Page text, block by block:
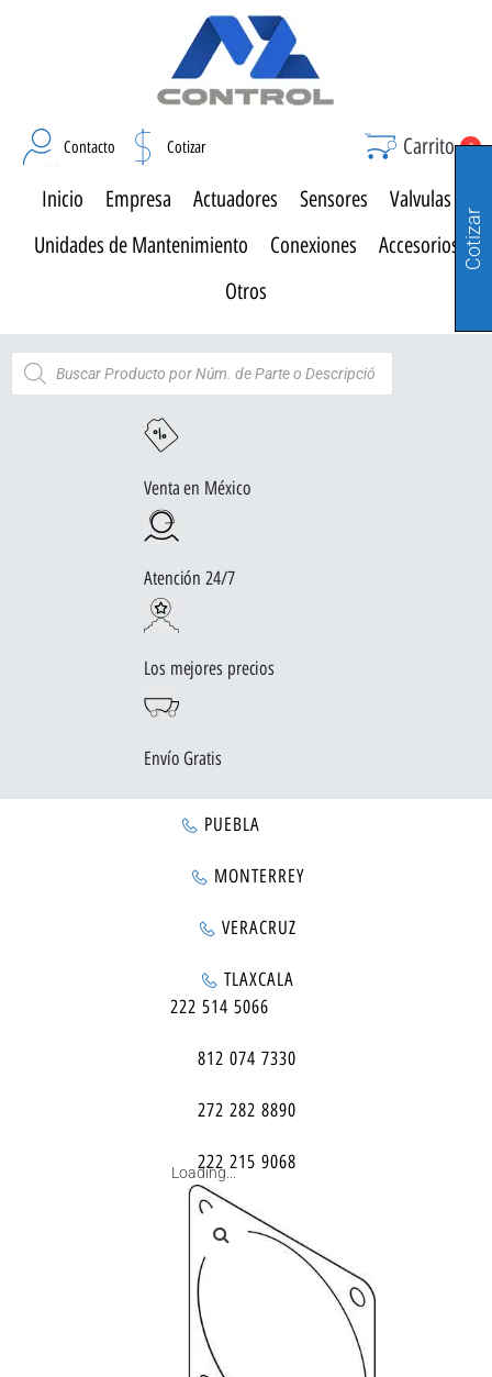
Contacto Cotizar Carrito 0
Inicio Empresa Actuadores Sensores
Valvulas
Unidades de Mantenimiento
Conexiones
Accesorios
Otros
Venta en México
Atención 24/7
Los mejores precios
Envío Gratis
PUEBLA
MONTERREY
VERACRUZ
TLAXCALA
222 514 5066
812 074 7330
272 282 8890
222 215 9068
Loading...
Cotizar